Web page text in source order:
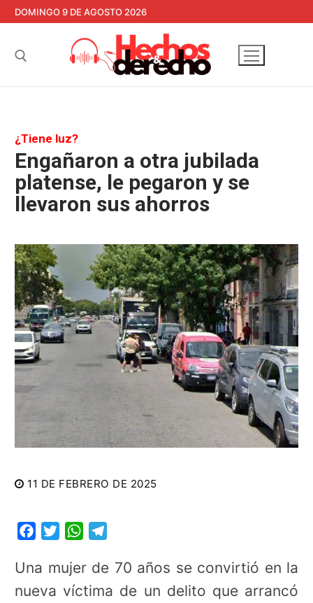
contenido
DOMINGO 9 DE AGOSTO 2026
¿Tiene luz?
Engañaron a otra jubilada
platense, le pegaron y se
llevaron sus ahorros
11 DE FEBRERO DE 2025
FacebookTwitterWhatsApp
Una mujer de 70 años se convirtió en la
nueva víctima de un delito que arrancó